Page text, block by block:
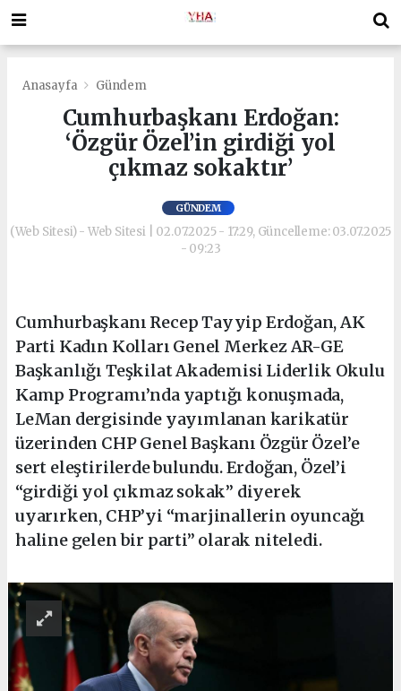
Anasayfa Gündem
Cumhurbaşkanı Erdoğan:
‘Özgür Özel’in girdiği yol
çıkmaz sokaktır’
GÜNDEM
(Web Sitesi) - Web Sitesi | 02.07.2025 - 17:29, Güncelleme: 03.07.2025
- 09:23
Cumhurbaşkanı Recep Tayyip Erdoğan, AK
Parti Kadın Kolları Genel Merkez AR-GE
Başkanlığı Teşkilat Akademisi Liderlik Okulu
Kamp Programı’nda yaptığı konuşmada,
LeMan dergisinde yayımlanan karikatür
üzerinden CHP Genel Başkanı Özgür Özel’e
sert eleştirilerde bulundu. Erdoğan, Özel’i
“girdiği yol çıkmaz sokak” diyerek
uyarırken, CHP’yi “marjinallerin oyuncağı
haline gelen bir parti” olarak niteledi.